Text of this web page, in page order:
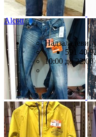
Alcott
Надзаладеви,
591 40
10:00 до